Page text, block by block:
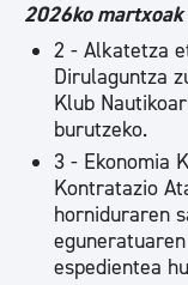
2026ko
2 - Alkatetza
Dirulaguntza
Klub
burutzeko.
3 - Ekonomia
Kontratazio
horniduraren
espedientea